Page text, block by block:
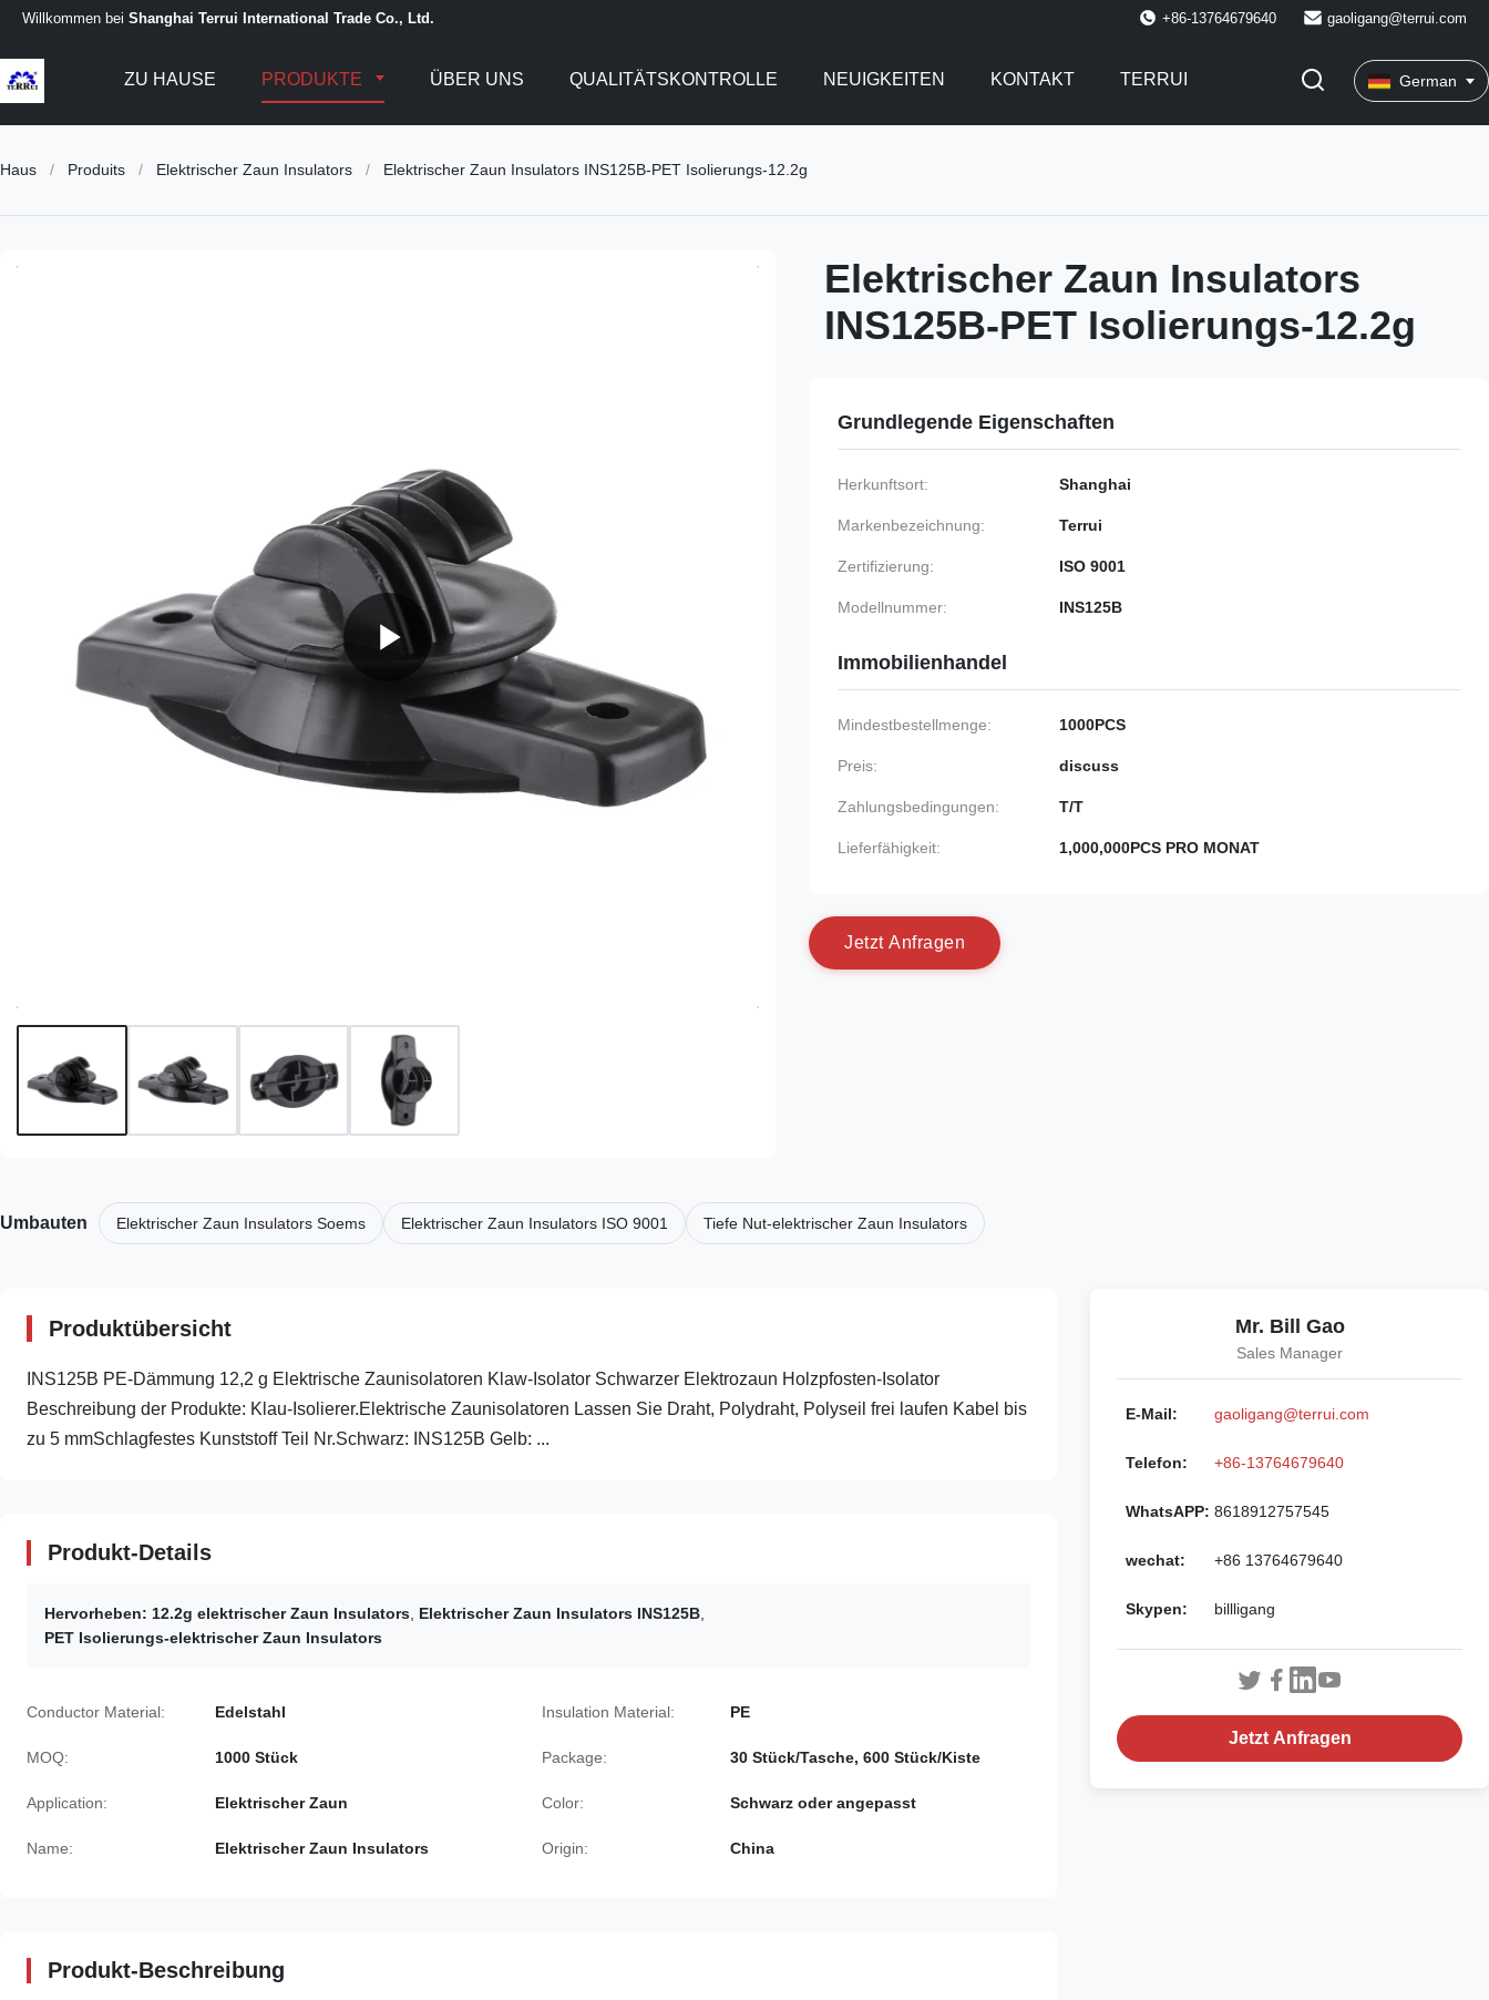
Willkommen bei Shanghai Terrui International Trade Co., Ltd. +86-13764679640 gaoligang@terrui.com
ZU HAUSE PRODUKTE ÜBER UNS QUALITÄTSKONTROLLE NEUIGKEITEN KONTAKT TERRUI German
Haus / Produits / Elektrischer Zaun Insulators / Elektrischer Zaun Insulators INS125B-PET Isolierungs-12.2g
Elektrischer Zaun Insulators
INS125B-PET Isolierungs-12.2g
Grundlegende Eigenschaften
Herkunftsort: Shanghai
Markenbezeichnung: Terrui
Zertifizierung: ISO 9001
Modellnummer: INS125B
Immobilienhandel
Mindestbestellmenge: 1000PCS
Preis: discuss
Zahlungsbedingungen: T/T
Lieferfähigkeit: 1,000,000PCS PRO MONAT
Jetzt Anfragen
Umbauten Elektrischer Zaun Insulators Soems Elektrischer Zaun Insulators ISO 9001 Tiefe Nut-elektrischer Zaun Insulators
Produktübersicht
INS125B PE-Dämmung 12,2 g Elektrische Zaunisolatoren Klaw-Isolator Schwarzer Elektrozaun Holzpfosten-Isolator
Beschreibung der Produkte: Klau-Isolierer.Elektrische Zaunisolatoren Lassen Sie Draht, Polydraht, Polyseil frei laufen Kabel bis
zu 5 mmSchlagfestes Kunststoff Teil Nr.Schwarz: INS125B Gelb: ...
Produkt-Details
Hervorheben: 12.2g elektrischer Zaun Insulators Elektrischer Zaun Insulators INS125B
PET Isolierungs-elektrischer Zaun Insulators
Conductor Material: Edelstahl Insulation Material: PE
MOQ: 1000 Stück Package: 30 Stück/Tasche, 600 Stück/Kiste
Application: Elektrischer Zaun Color: Schwarz oder angepasst
Name: Elektrischer Zaun Insulators Origin: China
Produkt-Beschreibung
Mr. Bill Gao
Sales Manager
E-Mail: gaoligang@terrui.com
Telefon: +86-13764679640
WhatsAPP: 8618912757545
wechat: +86 13764679640
Skypen: billligang
Jetzt Anfragen